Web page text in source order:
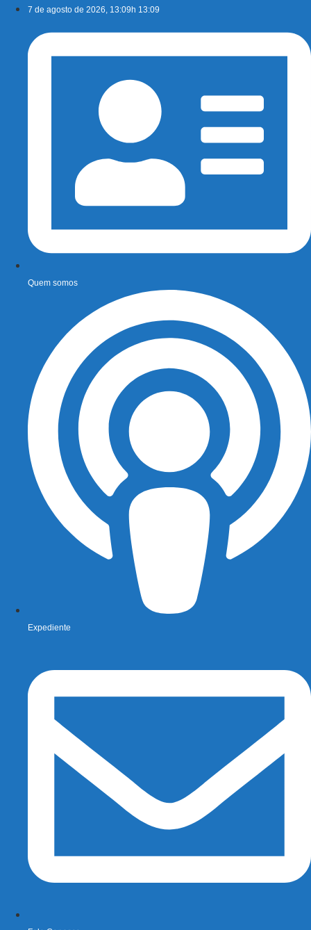
conteúdo
7 de agosto de 2026, 13:09h 13:09
Quem somos
Expediente